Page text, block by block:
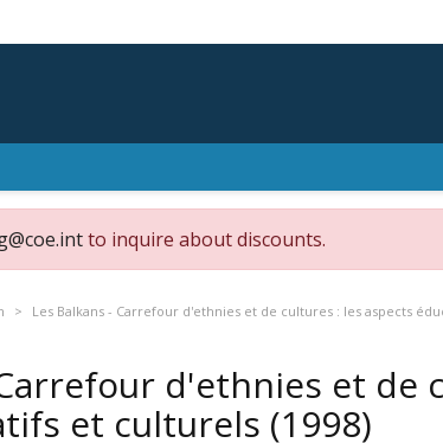
to inquire about discounts.
Les Balkans - Carrefour d'ethnies et de cultures : les aspects
d'ethnies et de
et culturels (1998)